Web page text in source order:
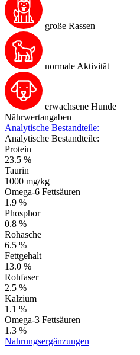
große Rassen
normale Aktivität
erwachsene Hunde
Nährwertangaben
Analytische Bestandteile:
Analytische Bestandteile:
Protein
23.5 %
Taurin
1000 mg/kg
Omega-6 Fettsäuren
1.9 %
Phosphor
0.8 %
Rohasche
6.5 %
Fettgehalt
13.0 %
Rohfaser
2.5 %
Kalzium
1.1 %
Omega-3 Fettsäuren
1.3 %
Nahrungsergänzungen